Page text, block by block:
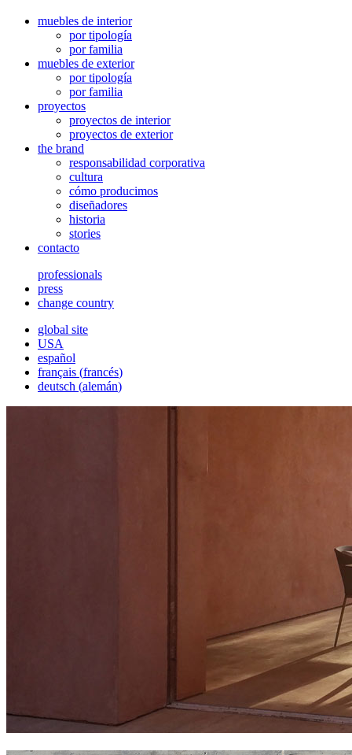
muebles de interior
por tipología
por familia
muebles de exterior
por tipología
por familia
proyectos
proyectos de interior
proyectos de exterior
the brand
responsabilidad corporativa
cultura
cómo producimos
diseñadores
historia
stories
contacto
professionals
press
change country
global site
USA
español
français (francés)
deutsch (alemán)